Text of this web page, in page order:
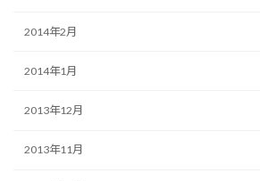
2014年2月
2014年1月
2013年12月
2013年11月